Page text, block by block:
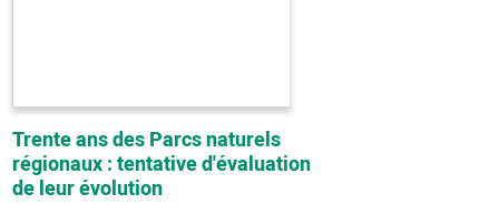
Trente ans des Parcs naturels
régionaux : tentative d'évaluation
de leur évolution